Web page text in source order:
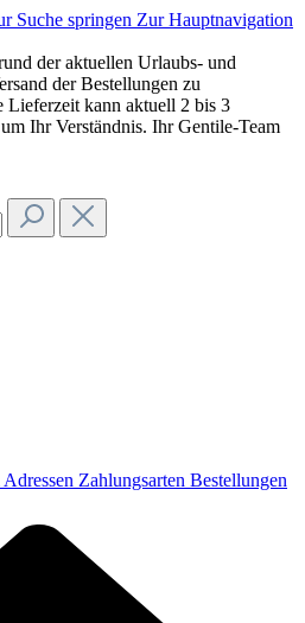
Suche springen Zur Hauptnavigation
der aktuellen Urlaubs- und
der Bestellungen zu
Lieferzeit kann aktuell 2 bis 3
Ihr Verständnis. Ihr Gentile-Team
Adressen Zahlungsarten Bestellungen